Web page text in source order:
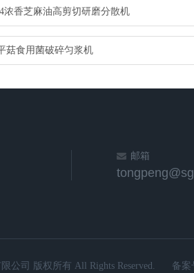
浓香芝麻油高剪切研磨分散机
菇食用菌破碎匀浆机
邮箱
公司 版权所有 All Rights Reserved. 备案